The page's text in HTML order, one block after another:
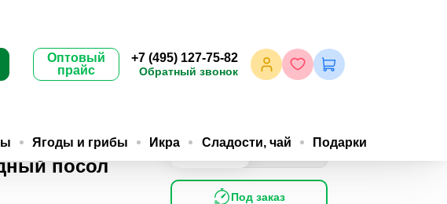
Оптовый
прайс
+7 (495) 127-75-82
Обратный звонок
Ягоды и грибы Икра Сладости, чай Подарки
посол
1035₽/шт 982 /шт
Под заказ